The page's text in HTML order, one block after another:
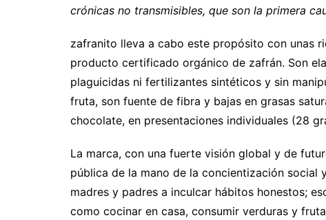
crónicas no transmisibles, que son la primera
zafranito lleva a cabo este propósito con unas
producto certificado orgánico de zafrán. Son
plaguicidas ni fertilizantes sintéticos y sin
fruta, son fuente de fibra y bajas en grasas
chocolate, en presentaciones individuales (28
La marca, con una fuerte visión global y de
pública de la mano de la concientización social
madres y padres a inculcar hábitos honestos;
como cocinar en casa, consumir verduras y